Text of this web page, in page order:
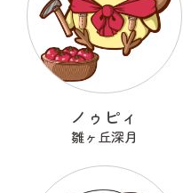
ノゥピィ
雛ヶ丘深月